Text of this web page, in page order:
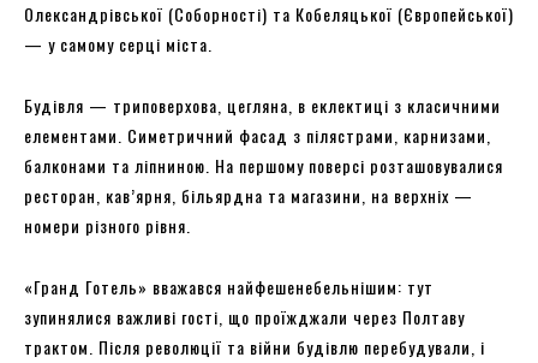
Олександрівської (Соборності) та Кобеляцької (Європейської)
— у самому серці міста.
Будівля — триповерхова, цегляна, в еклектиці з класичними
елементами. Симетричний фасад з пілястрами, карнизами,
балконами та ліпниною. На першому поверсі розташовувалися
ресторан, кав’ярня, більярдна та магазини, на верхніх —
номери різного рівня.
«Гранд Готель» вважався найфешенебельнішим: тут
зупинялися важливі гості, що проїжджали через Полтаву
трактом. Після революції та війни будівлю перебудували, і